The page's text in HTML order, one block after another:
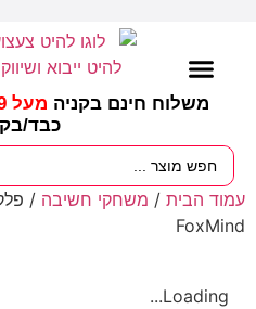
משלוח חינם בקניה מעל 799 ש"ח
כבד/
עמוד הבית / משחקי חשיבה /
FoxMind
Loading...